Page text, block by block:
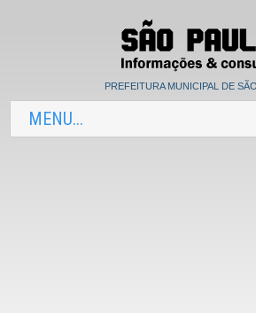
PREFEITURA MUNICIPAL DE
MENU...